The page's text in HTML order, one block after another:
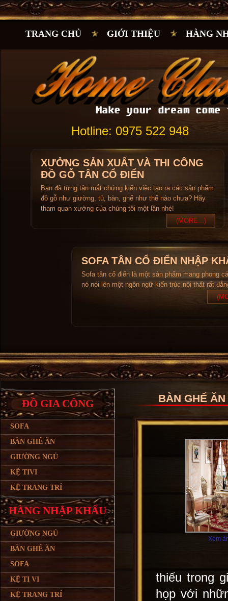
TRANG CHỦ GIỚI THIỆU HÀNG
Hotline: 0975 522 948
XƯỞNG SẢN XUẤT VÀ THI CÔNG
ĐỒ GỖ TÂN CỔ ĐIỂN
Bạn đã từng tận mắt chứng kiến việc tạo ra các sản phẩm
đồ gỗ như giường, tủ, bàn, ghế như thế nào chưa? Hãy
tham quan xưởng của chúng tôi một lần nhé!
(MORE...)
SOFA TÂN CỔ ĐIỂN NHẬP
Sofa tân cổ điển là một sản phẩm mang phong
nó nói lên một ngôn ngữ kiến trúc nội thất rất
ĐỒ GIA CÔNG
SOFA
BÀN GHẾ ĂN
GIƯỜNG NGỦ
KỆ TIVI
KỆ TRANG TRÍ
HÀNG NHẬP KHẨU
GIƯỜNG NGỦ
BÀN GHẾ ĂN
SOFA
KỆ TI VI
KỆ TRANG TRÍ
BÀN GHẾ
Xem
thiếu trong
họp với